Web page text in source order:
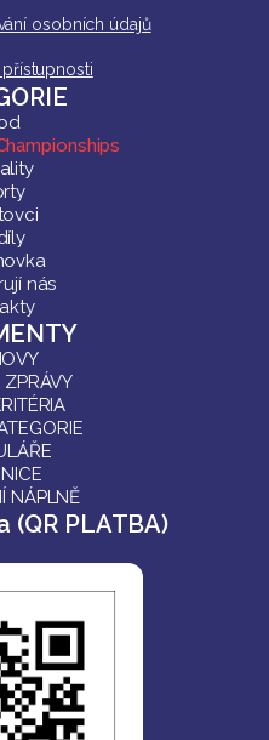
osobních údajů
nás
NÁPLNĚ
(QR PLATBA)